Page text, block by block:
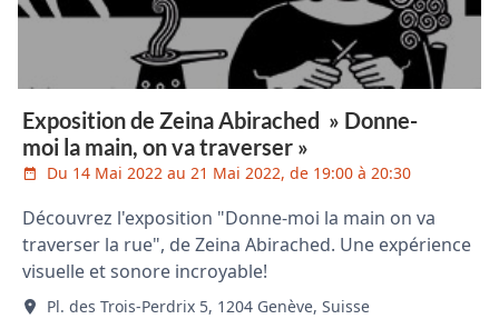
Exposition de Zeina Abirached » Donne-
moi la main, on va traverser »
Du 14 Mai 2022 au 21 Mai 2022, de 19:00 à 20:30
Découvrez l'exposition "Donne-moi la main on va
traverser la rue", de Zeina Abirached. Une expérience
visuelle et sonore incroyable!
Pl. des Trois-Perdrix 5, 1204 Genève, Suisse